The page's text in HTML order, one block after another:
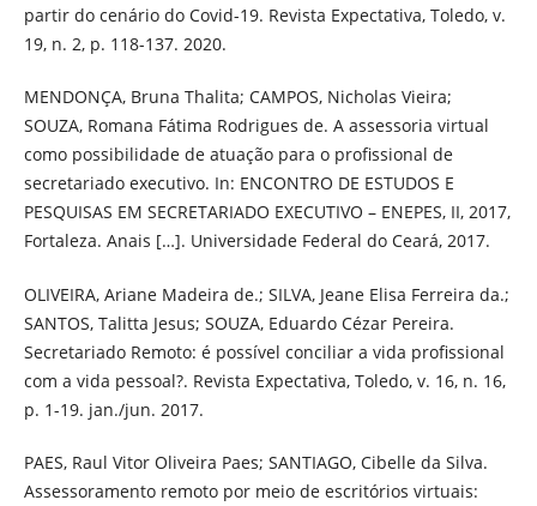
partir do cenário do Covid-19. Revista Expectativa, Toledo, v.
19, n. 2, p. 118-137. 2020.
MENDONÇA, Bruna Thalita; CAMPOS, Nicholas Vieira;
SOUZA, Romana Fátima Rodrigues de. A assessoria virtual
como possibilidade de atuação para o profissional de
secretariado executivo. In: ENCONTRO DE ESTUDOS E
PESQUISAS EM SECRETARIADO EXECUTIVO – ENEPES, II, 2017,
Fortaleza. Anais […]. Universidade Federal do Ceará, 2017.
OLIVEIRA, Ariane Madeira de.; SILVA, Jeane Elisa Ferreira da.;
SANTOS, Talitta Jesus; SOUZA, Eduardo Cézar Pereira.
Secretariado Remoto: é possível conciliar a vida profissional
com a vida pessoal?. Revista Expectativa, Toledo, v. 16, n. 16,
p. 1-19. jan./jun. 2017.
PAES, Raul Vitor Oliveira Paes; SANTIAGO, Cibelle da Silva.
Assessoramento remoto por meio de escritórios virtuais: